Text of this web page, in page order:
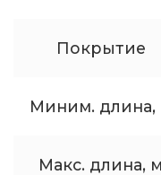
Покрытие
Миним. длина,
Макс. длина, м